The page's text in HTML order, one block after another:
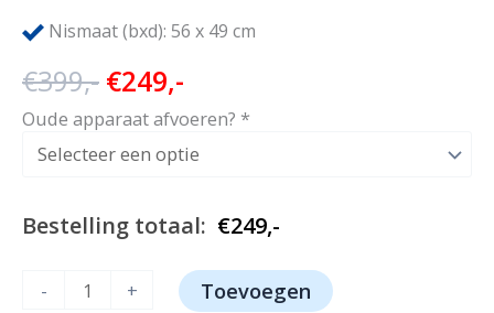
Nismaat (bxd): 56 x 49 cm
€399,- Oorspronkelijke
prijs
was:
€249,-
prijs
is:
Oude apparaat afvoeren? *
Bestelling totaal: €249,-
- + Toevoegen